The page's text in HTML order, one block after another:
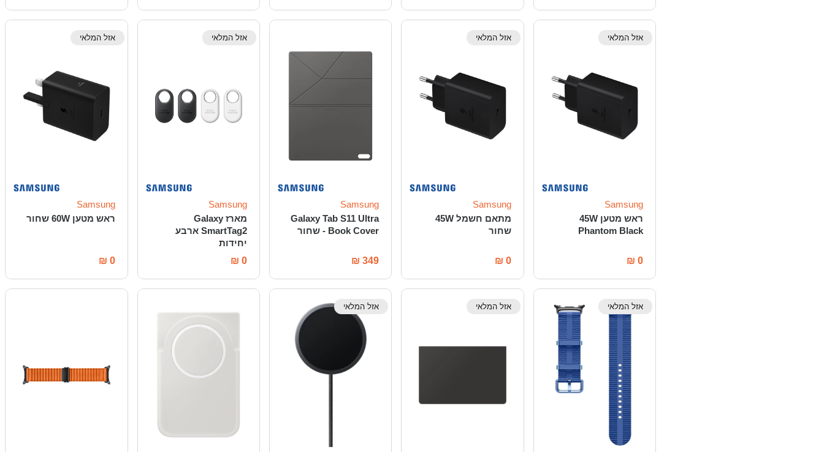
אזל המלאי
Samsung
ראש מטען 45W
Phantom Black
₪ 0
אזל המלאי
Samsung
מתאם חשמל 45W
שחור
₪ 0
Samsung
Galaxy Tab S11 Ultra
Book Cover - שחור
₪ 349
אזל המלאי
Samsung
מארז Galaxy
SmartTag2 ארבע
יחידות
₪ 0
אזל המלאי
Samsung
ראש מטען 60W שחור
₪ 0
אזל המלאי אזל המלאי אזל המלאי